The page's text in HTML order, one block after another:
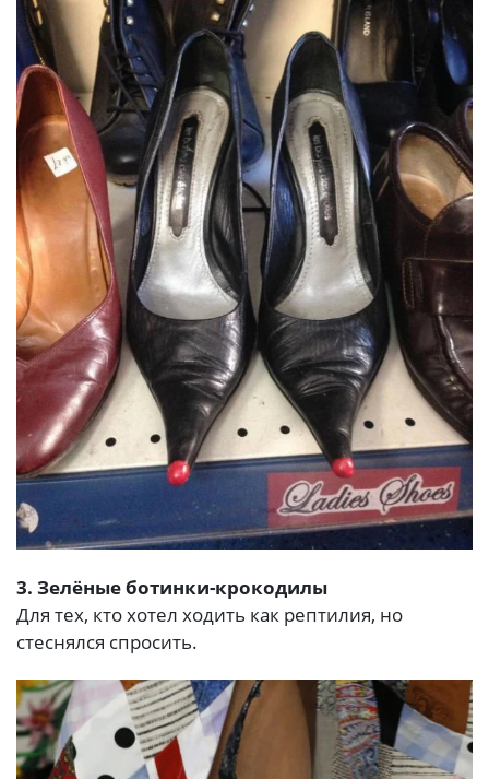
3. Зелёные ботинки-крокодилы
Для тех, кто хотел ходить как рептилия, но
стеснялся спросить.